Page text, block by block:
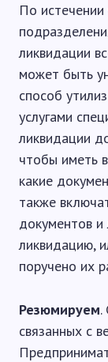
По истечении
ликвидации
может быть
способ
услугами
ликвидации
чтобы иметь
какие
также
документов и
ликвидацию,
поручено их
Резюмируем.
связанных с